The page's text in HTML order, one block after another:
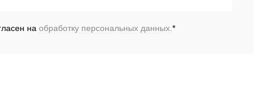
на обработку персональных данных. *